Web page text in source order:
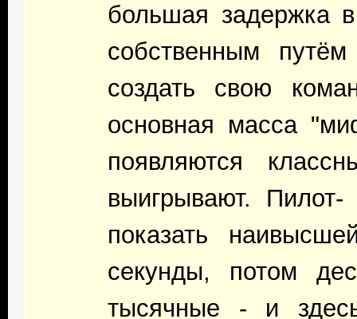
большая задержка
собственным
создать свою
основная масса
появляются
выигрывают.
показать
секунды, потом
тысячные - и